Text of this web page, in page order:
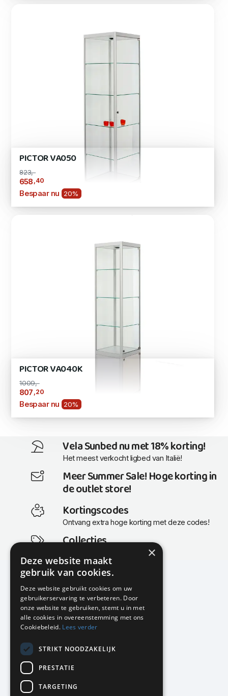
PICTOR VA050
823,-
658,40
Bespaar nu 20%
PICTOR VA040K
1009,-
807 ,20
Bespaar nu 20%
Vela Sunbed nu met 18% korting!
Het meest verkocht ligbed van Italië!
Meer Summer Sale! Hoge korting in
de outlet store!
Kortingscodes
Ontvang extra hoge korting met deze codes!
Collecties
Actuele en populaire collecties
KMP Kantoormeubilair
Airport Business Park
Frankfurtstraat 29-31
1175 RH Lijnden
020-617 01 26
info@kmpkantoormeubilair.nl
Facebook
Instagram
×
Deze website maakt
gebruik van cookies.
Deze website gebruikt cookies om uw
gebruikerservaring te verbeteren. Door
onze website te gebruiken, stemt u in met
alle cookies in overeenstemming met ons
Cookiebeleid. Lees verder
STRIKT NOODZAKELIJK
PRESTATIE
TARGETING